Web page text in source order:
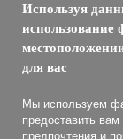
Днепр: (067) 488-
E-mail:
Используя
для вас
Мы используем
предоставить
предпочтения и